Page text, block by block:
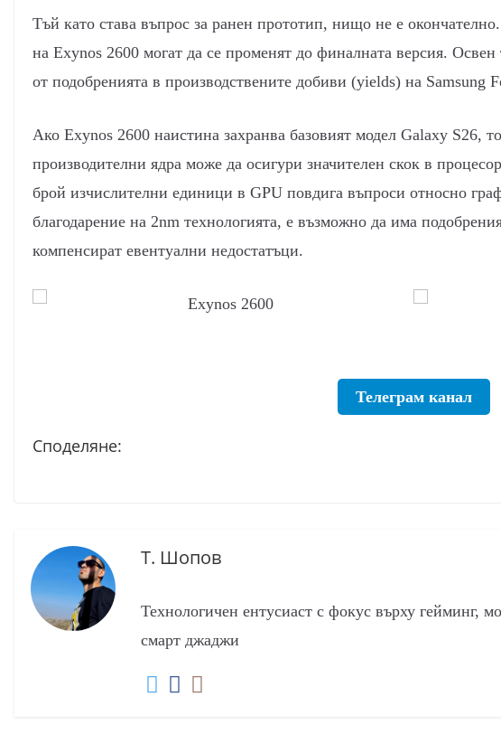
Тъй като става въпрос за ранен прототип, нищо не е
на Exynos 2600 могат да се променят до финалната версия. Освен
от подобренията в производствените добиви (yields) на Samsung
Ако Exynos 2600 наистина захранва базовият модел Galaxy S26,
производителни ядра може да осигури значителен скок в
брой изчислителни единици в GPU повдига въпроси относно
благодарение на 2nm технологията, е възможно да има
компенсират евентуални недостатъци.
Телеграм канал
Споделяне:
Т. Шопов
Технологичен ентусиаст с фокус върху гейминг,
смарт джаджи